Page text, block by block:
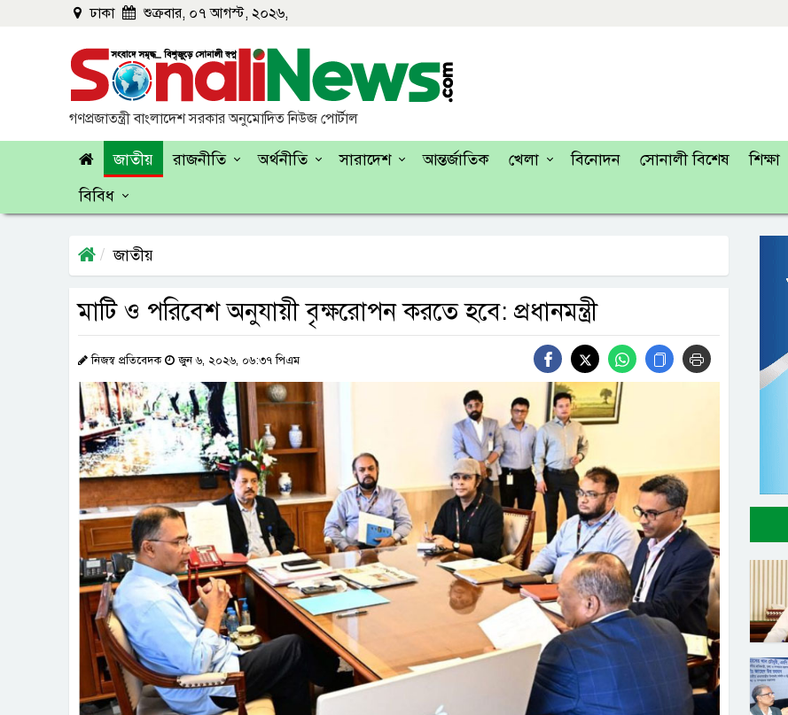
ঢাকা শুক্রবার, ০৭ আগস্ট, ২০২৬,
গণপ্রজাতন্ত্রী বাংলাদেশ সরকার অনুমোদিত নিউজ পোর্টাল
জাতীয় রাজনীতি অর্থনীতি সারাদেশ আন্তর্জাতিক খেলা বিনোদন সোনালী বিশেষ শিক্ষা
বিবিধ
জাতীয়
মাটি ও পরিবেশ অনুযায়ী বৃক্ষরোপন করতে হবে: প্রধানমন্ত্রী
নিজস্ব প্রতিবেদক জুন ৬, ২০২৬, ০৬:৩৭ পিএম